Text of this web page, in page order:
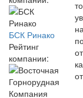
БСК Ринако
Рейтинг
компании: